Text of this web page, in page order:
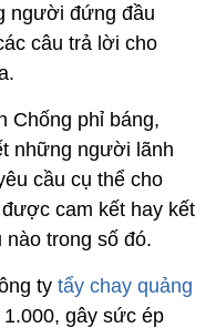
người đứng đầu
câu trả lời cho
Chống phỉ báng,
những người lãnh
cầu cụ thể cho
cam kết hay kết
nào trong số đó.
ty tẩy chay quảng
gây sức ép